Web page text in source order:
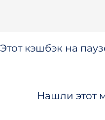
Этот кэшбэк на
Нашли этот